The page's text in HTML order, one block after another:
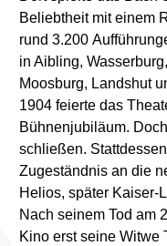
Beliebtheit mit einem
rund 3.200
in Aibling,
Moosburg, Landshut
1904 feierte das
Bühnenjubiläum.
schließen.
Zugeständnis an die
Helios, später Kaiser-
Nach seinem Tod am
Kino erst seine Witwe